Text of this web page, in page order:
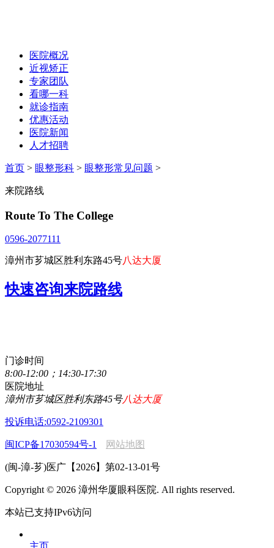
医院概况
近视矫正
专家团队
看哪一科
就诊指南
优惠活动
医院新闻
人才招聘
首页 > 眼整形科 > 眼整形常见问题 >
来院路线
Route To The College
0596-2077111
漳州市芗城区胜利东路45号八达大厦
快速咨询来院路线
门诊时间
8:00-12:00；14:30-17:30
医院地址
漳州市芗城区胜利东路45号八达大厦
投诉电话:0592-2109301
闽ICP备17030594号-1 网站地图
(闽-漳-芗)医广【2026】第02-13-01号
Copyright © 2026 漳州华厦眼科医院. All rights reserved.
本站已支持IPv6访问